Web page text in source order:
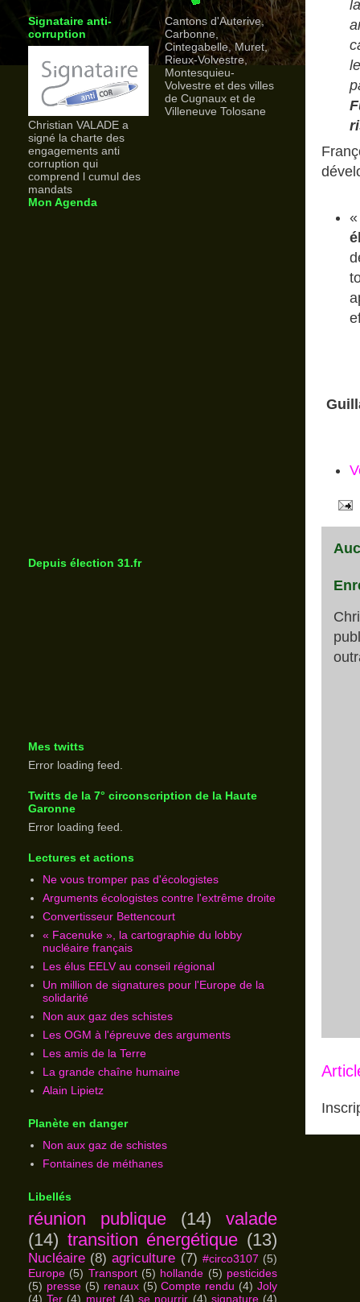
Signataire anti-
corruption
Christian VALADE a
signé la charte des
engagements anti
corruption qui
comprend l cumul des
mandats
Cantons d'Auterive,
Carbonne,
Cintegabelle, Muret,
Rieux-Volvestre,
Montesquieu-
Volvestre et des villes
de Cugnaux et de
Villeneuve Tolosane
Mon Agenda
Depuis élection 31.fr
Mes twitts
Error loading feed.
Twitts de la 7° circonscription de la Haute
Garonne
Error loading feed.
Lectures et actions
Ne vous tromper pas d'écologistes
Arguments écologistes contre l'extrême droite
Convertisseur Bettencourt
« Facenuke », la cartographie du lobby
nucléaire français
Les élus EELV au conseil régional
Un million de signatures pour l'Europe de la
solidarité
Non aux gaz des schistes
Les OGM à l'épreuve des arguments
Les amis de la Terre
La grande chaîne humaine
Alain Lipietz
Planète en danger
Non aux gaz de schistes
Fontaines de méthanes
Libellés
réunion publique (14)
valade
(14) transition énergétique (13)
Nucléaire (8) agriculture (7) #circo3107 (5)
Europe (5) Transport (5) hollande (5) pesticides
(5) presse (5) renaux (5) Compte rendu (4) Joly
(4) Ter (4) muret (4) se nourrir (4) signature (4)